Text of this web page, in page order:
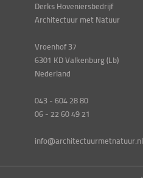
Derks Hoveniersbedrijf
Architectuur met Natuur
Vroenhof 37
6301 KD Valkenburg (Lb)
Nederland
043 - 604 28 80
06 - 22 60 49 21
info@architectuurmetnatuur.nl